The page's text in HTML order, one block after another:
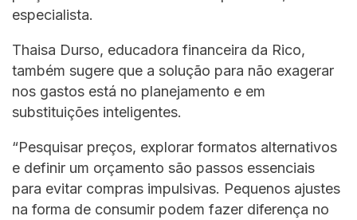
especialista.
Thaisa Durso, educadora financeira da Rico,
também sugere que a solução para não exagerar
nos gastos está no planejamento e em
substituições inteligentes.
“Pesquisar preços, explorar formatos alternativos
e definir um orçamento são passos essenciais
para evitar compras impulsivas. Pequenos ajustes
na forma de consumir podem fazer diferença no